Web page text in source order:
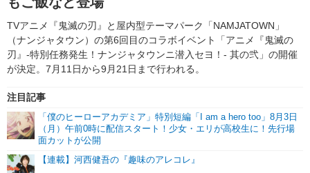
声優
舞台 新帝スタ
動画
連載・ブログ一覧
編集部ブログ・お知らせ
TVアニメ『鬼滅の刃』と屋内型テーマパーク「NAMJATOWN」
（ナンジャタウン）の第6回目のコラボイベント「アニメ『鬼滅の
刃』-特別任務発生！ナンジャタウンニ潜入セヨ！- 其の弐」の開催
が決定。7月11日から9月21日まで行われる。
注目記事
「僕のヒーローアカデミア」特別短編「I am a hero too」8月3日
（月）午前0時に配信スタート！少女・エリが高校生に！先行場
面カットが公開
【連載】河西健吾の『趣味のアレコレ』